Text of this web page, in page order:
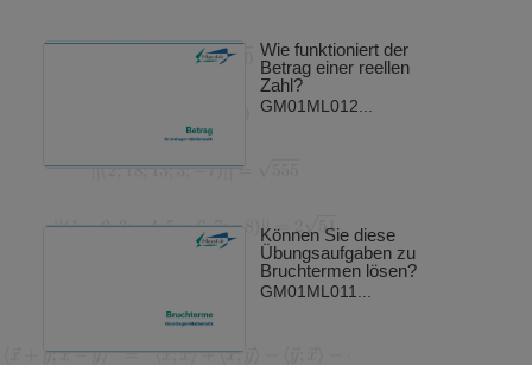
Wie funktioniert der
Betrag einer reellen
Zahl?
GM01ML012...
Können Sie diese
Übungsaufgaben zu
Bruchtermen lösen?
GM01ML011...